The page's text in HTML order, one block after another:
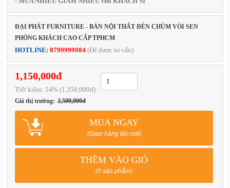
ĐẠI PHÁT FURNITURE - BÁN NỘI THẤT ĐÈN CHÙM VÒI SEN
PHÒNG KHÁCH CAO CẤP TPHCM
HOTLINE:0799999984 (Để được tư vấn)
1,150,000đ
Tiết kiệm:54% (1,350,000đ)
Giá thị trường: 2,500,000đ
MUA NGAY
(Giao hàng tận nơi)
THÊM VÀO GIỎ
(0 sản phẩm)